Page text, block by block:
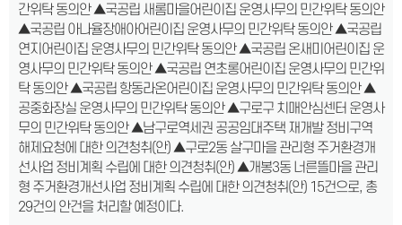
간위탁 동의안 ▲국공립 새롬마을어린이집 운영사무의 민간위탁 동의안
▲국공립 아나율장애아어린이집 운영사무의 민간위탁 동의안 ▲국공립
연지어린이집 운영사무의 민간위탁 동의안 ▲국공립 온새미어린이집 운
영사무의 민간위탁 동의안 ▲국공립 연초롱어린이집 운영사무의 민간위
탁 동의안 ▲국공립 항동라온어린이집 운영사무의 민간위탁 동의안 ▲
공중화장실 운영사무의 민간위탁 동의안 ▲구로구 치매안심센터 운영사
무의 민간위탁 동의안 ▲남구로역세권 공공임대주택 재개발 정비구역
해제요청에 대한 의견청취(안) ▲구로2동 살구마을 관리형 주거환경개
선사업 정비계획 수립에 대한 의견청취(안) ▲개봉3동 너른뜰마을 관리
형 주거환경개선사업 정비계획 수립에 대한 의견청취(안) 15건으로, 총
29건의 안건을 처리할 예정이다.